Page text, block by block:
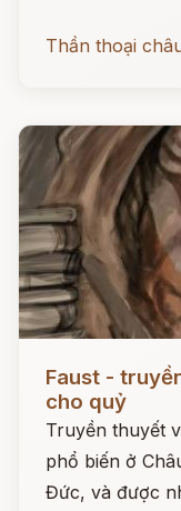
Thần thoại
Faust -
cho quỷ
Truyền thuyết
phổ biến ở
Đức, và được